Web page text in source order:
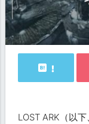
LOST ARK（以